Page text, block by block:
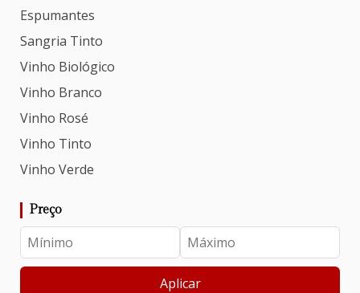
Espumantes
Sangria Tinto
Vinho Biológico
Vinho Branco
Vinho Rosé
Vinho Tinto
Vinho Verde
Preço
Aplicar